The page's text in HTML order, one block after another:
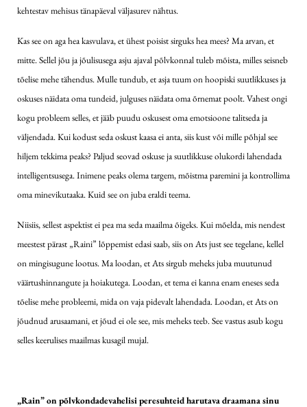
kehtestav mehisus tänapäeval väljasurev nähtus.
Kas see on aga hea kasvulava, et ühest poisist sirguks hea mees? Ma arvan, et
mitte. Sellel jõu ja jõulisusega asju ajaval põlvkonnal tuleb mõista, milles seisneb
tõelise mehe tähendus. Mulle tundub, et asja tuum on hoopiski suutlikkuses ja
oskuses näidata oma tundeid, julguses näidata oma õrnemat poolt. Vahest ongi
kogu probleem selles, et jääb puudu oskusest oma emotsioone talitseda ja
väljendada. Kui kodust seda oskust kaasa ei anta, siis kust või mille põhjal see
hiljem tekkima peaks? Paljud seovad oskuse ja suutlikkuse olukordi lahendada
intelligentsusega. Inimene peaks olema targem, mõistma paremini ja kontrollima
oma minevikutaaka. Kuid see on juba eraldi teema.
Niisiis, sellest aspektist ei pea ma seda maailma õigeks. Kui mõelda, mis nendest
meestest pärast „Raini” lõppemist edasi saab, siis on Ats just see tegelane, kellel
on mingisugune lootus. Ma loodan, et Ats sirgub meheks juba muutunud
väärtushinnangute ja hoiakutega. Loodan, et tema ei kanna enam eneses seda
tõelise mehe probleemi, mida on vaja pidevalt lahendada. Loodan, et Ats on
jõudnud arusaamani, et jõud ei ole see, mis meheks teeb. See vastus asub kogu
selles keerulises maailmas kusagil mujal.
„Rain” on põlvkondadevahelisi peresuhteid harutava draamana sinu